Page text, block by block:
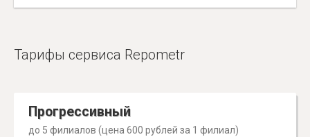
Тарифы сервиса Repometr
Прогрессивный
до 5 филиалов (цена 600 рублей за 1 филиал)